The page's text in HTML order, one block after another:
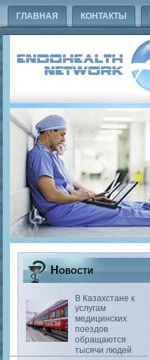
ГЛАВНАЯ КОНТАКТЫ
Новости
В Казахстане к
услугам
медицинских
поездов
обращаются
тысячи людей